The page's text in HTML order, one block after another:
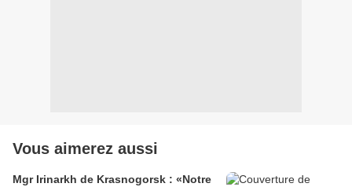
Vous aimerez aussi
Mgr Irinarkh de Krasnogorsk : «Notre